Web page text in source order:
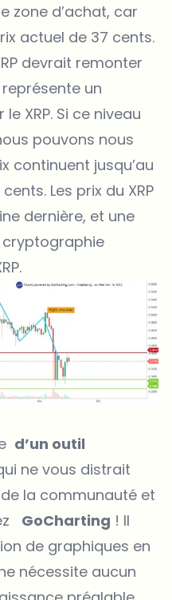
zone d’achat, car
actuel de 37 cents.
devrait remonter
un
XRP. Si ce niveau
pouvons nous
continuent jusqu’au
Les prix du XRP
dernière, et une
d’un outil
ne vous distrait
la communauté et
GoCharting ! Il
de graphiques en
nécessite aucun